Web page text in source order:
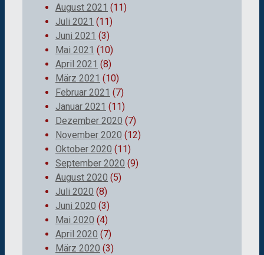
August 2021 (11)
Juli 2021 (11)
Juni 2021 (3)
Mai 2021 (10)
April 2021 (8)
März 2021 (10)
Februar 2021 (7)
Januar 2021 (11)
Dezember 2020 (7)
November 2020 (12)
Oktober 2020 (11)
September 2020 (9)
August 2020 (5)
Juli 2020 (8)
Juni 2020 (3)
Mai 2020 (4)
April 2020 (7)
März 2020 (3)